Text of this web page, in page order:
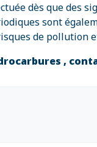
dès que des
sont
de pollution
,